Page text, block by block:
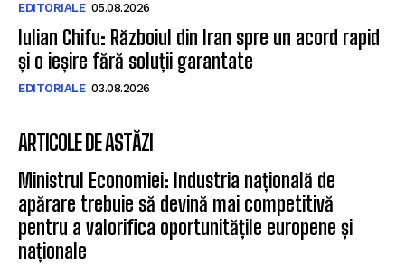
EDITORIALE 05.08.2026
Iulian Chifu: Războiul din Iran spre un acord rapid
și o ieșire fără soluții garantate
EDITORIALE 03.08.2026
ARTICOLE DE ASTĂZI
Ministrul Economiei: Industria națională de
apărare trebuie să devină mai competitivă
pentru a valorifica oportunitățile europene și
naționale